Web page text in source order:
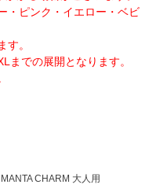
・ピンク・イエロー・ベビ
。
までの展開となります。
MANTA CHARM 大人用